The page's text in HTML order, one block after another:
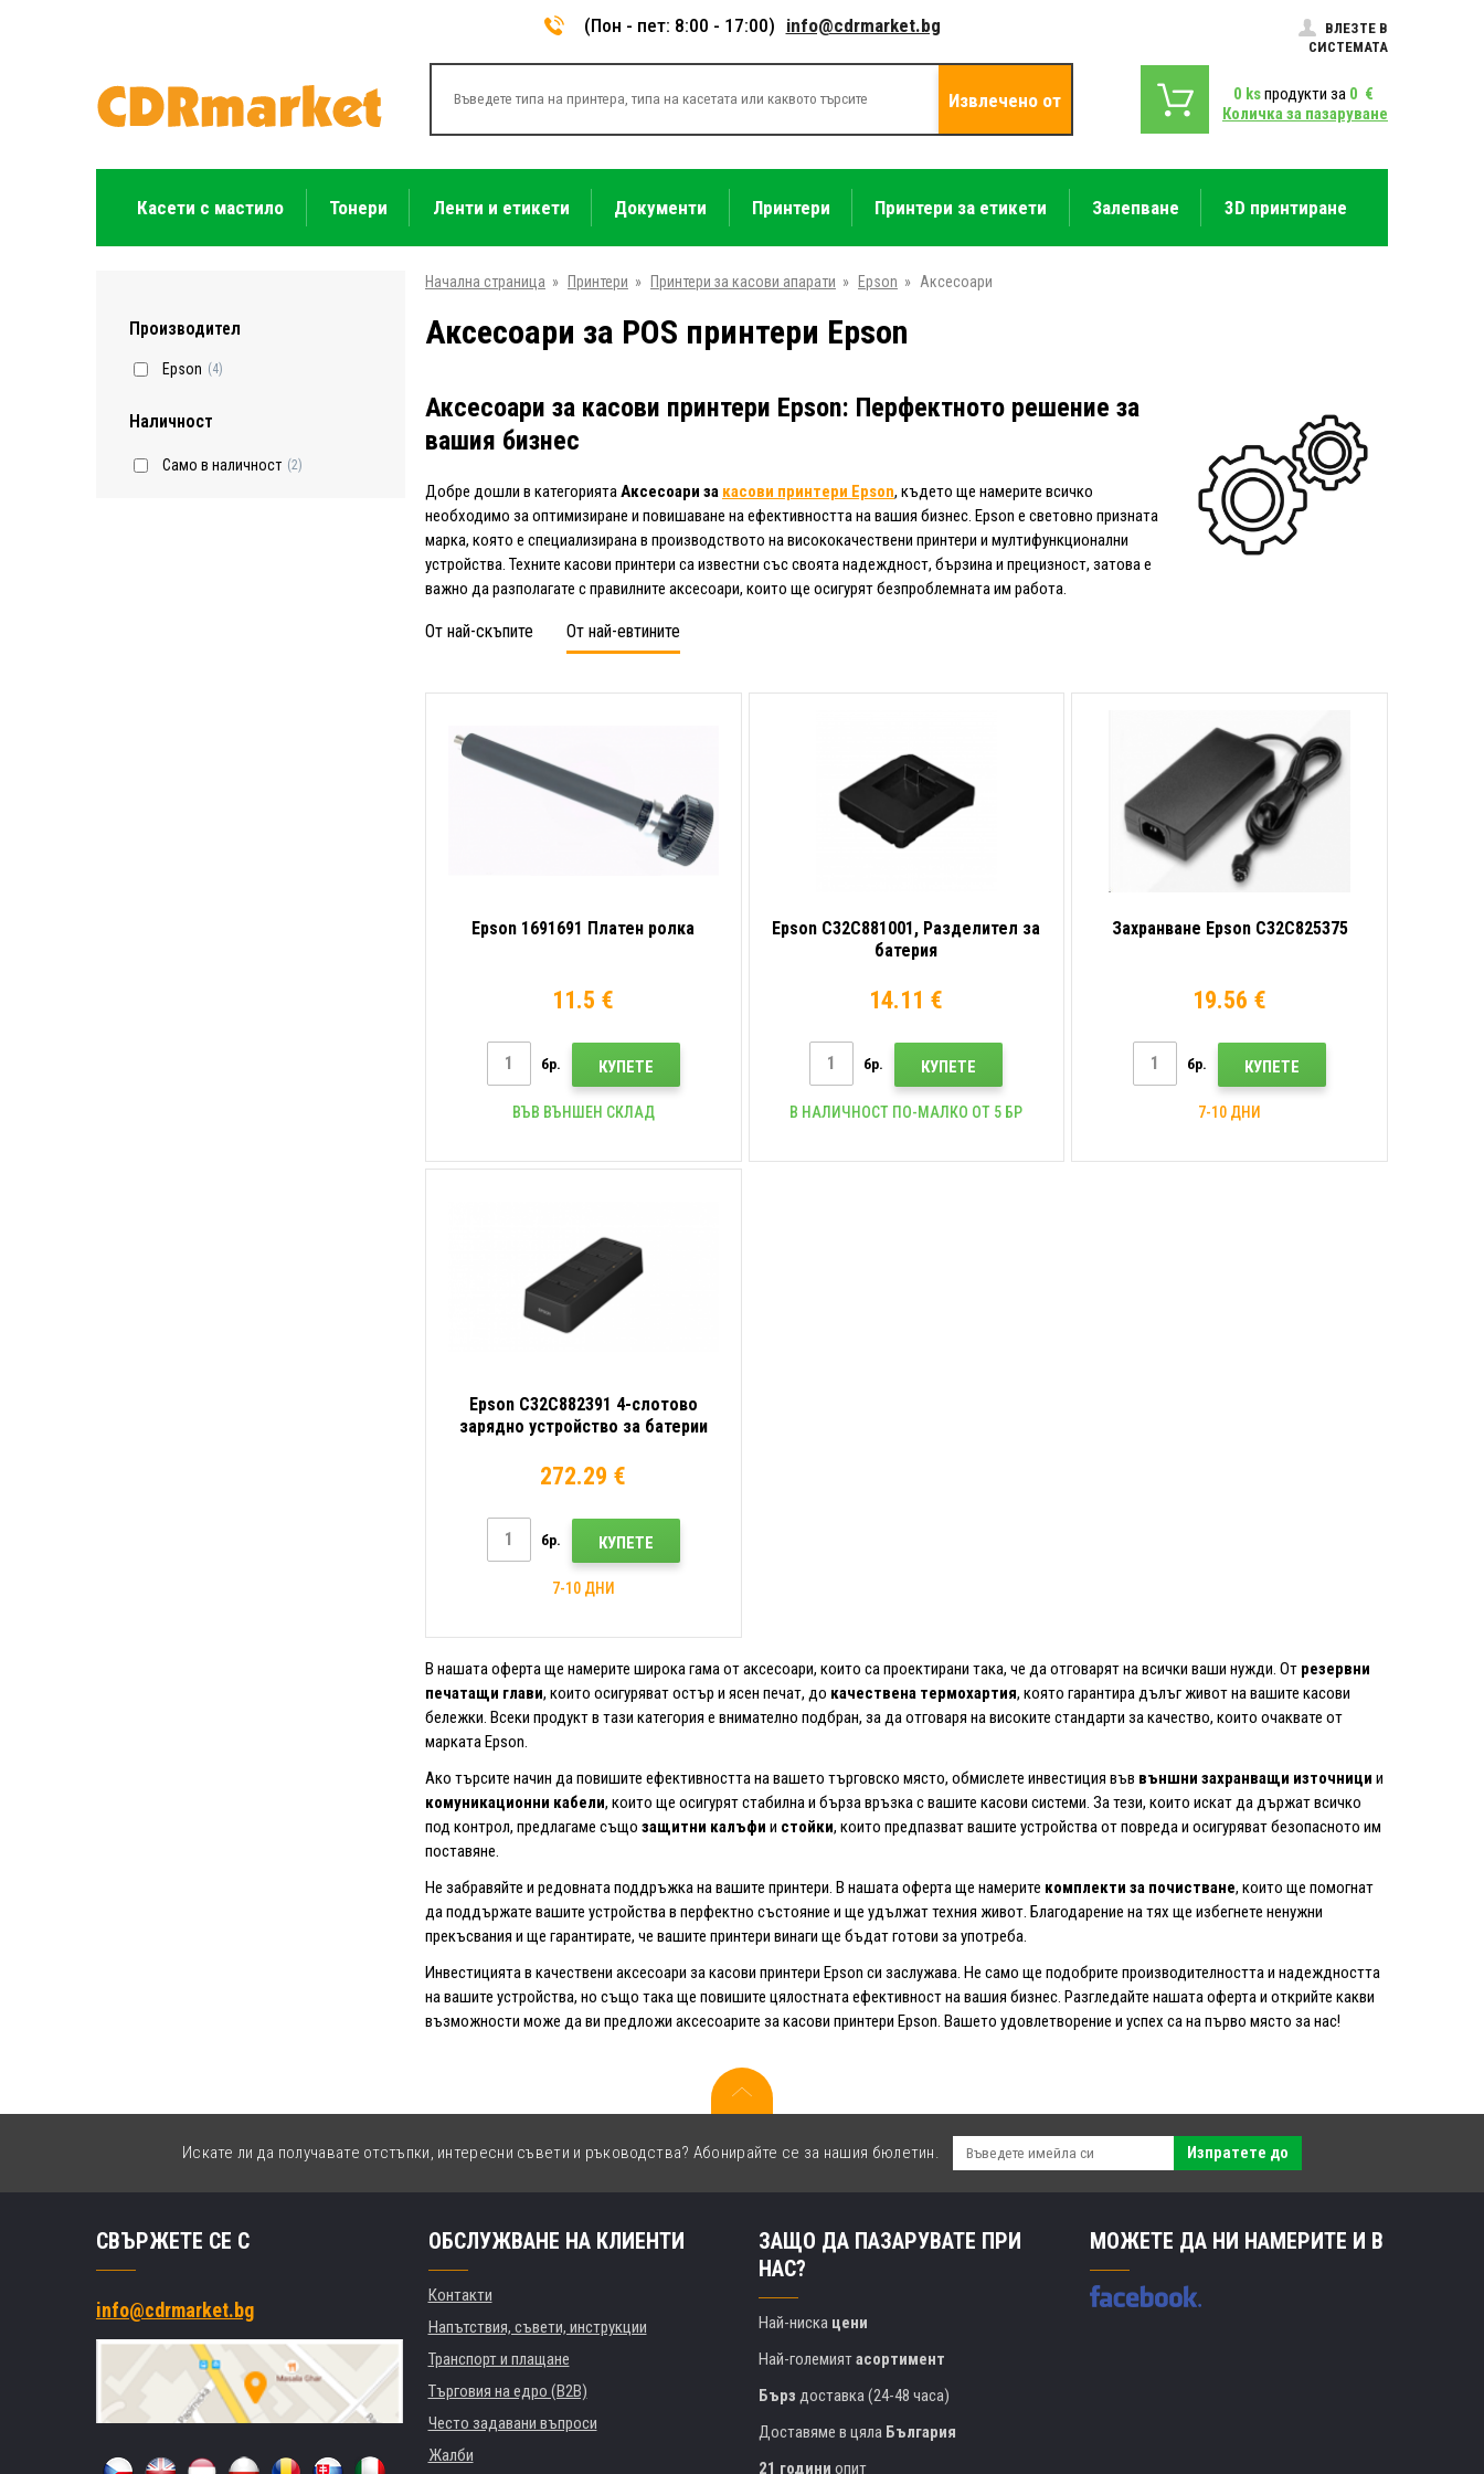
(Пон - пет: 8:00 - 17:00) info@cdrmarket.bg
ВЛЕЗТЕ В
СИСТЕМАТА
Извлечено от 0 ksпродукти за 0 €
Количка за пазаруване
Касети с мастило Тонери Ленти и етикети Документи Принтери Принтери за етикети Залепване 3D принтиране
Производител
Epson (4)
Наличност
Само в наличност (2)
Начална страница » Принтери » Принтери за касови апарати » Epson » Аксесоари
Аксесоари за POS принтери Epson
Аксесоари за касови принтери Epson: Перфектното решение за
вашия бизнес
Добре дошли в категорията Аксесоари за касови принтери Epson, където ще намерите всичко
необходимо за оптимизиране и повишаване на ефективността на вашия бизнес. Epson е световно призната
марка, която е специализирана в производството на висококачествени принтери и мултифункционални
устройства. Техните касови принтери са известни със своята надеждност, бързина и прецизност, затова е
важно да разполагате с правилните аксесоари, които ще осигурят безпроблемната им работа.
От най-скъпите От най-евтините
Epson 1691691 Платен ролка
11.5 €
бр. КУПЕТЕ
ВЪВ ВЪНШЕН СКЛАД
Epson C32C881001, Разделител за
батерия
14.11 €
бр. КУПЕТЕ
В НАЛИЧНОСТ ПО-МАЛКО ОТ 5 БР
Захранване Epson C32C825375
19.56 €
бр. КУПЕТЕ
7-10 ДНИ
Epson C32C882391 4-слотово
зарядно устройство за батерии
272.29 €
бр. КУПЕТЕ
7-10 ДНИ
В нашата оферта ще намерите широка гама от аксесоари, които са проектирани така, че да отговарят на всички ваши нужди. От резервни
печатащи глави, които осигуряват остър и ясен печат, до качествена термохартия, която гарантира дълъг живот на вашите касови
бележки. Всеки продукт в тази категория е внимателно подбран, за да отговаря на високите стандарти за качество, които очаквате от
марката Epson.
Ако търсите начин да повишите ефективността на вашето търговско място, обмислете инвестиция във външни захранващи източници и
комуникационни кабели, които ще осигурят стабилна и бърза връзка с вашите касови системи. За тези, които искат да държат всичко
под контрол, предлагаме също защитни калъфи и стойки, които предпазват вашите устройства от повреда и осигуряват безопасното им
поставяне.
Не забравяйте и редовната поддръжка на вашите принтери. В нашата оферта ще намерите комплекти за почистване, които ще помогнат
да поддържате вашите устройства в перфектно състояние и ще удължат техния живот. Благодарение на тях ще избегнете ненужни
прекъсвания и ще гарантирате, че вашите принтери винаги ще бъдат готови за употреба.
Инвестицията в качествени аксесоари за касови принтери Epson си заслужава. Не само ще подобрите производителността и надеждността
на вашите устройства, но също така ще повишите цялостната ефективност на вашия бизнес. Разгледайте нашата оферта и открийте какви
възможности може да ви предложи аксесоарите за касови принтери Epson. Вашето удовлетворение и успех са на първо място за нас!
Искате ли да получавате отстъпки, интересни съвети и ръководства? Абонирайте се за нашия бюлетин. Изпратете до
СВЪРЖЕТЕ СЕ С
info@cdrmarket.bg
ОБСЛУЖВАНЕ НА КЛИЕНТИ
Контакти
Напътствия, съвети, инструкции
Транспорт и плащане
Търговия на едро (B2B)
Често задавани въпроси
Жалби
ЗАЩО ДА ПАЗАРУВАТЕ ПРИ
НАС?
Най-ниска цени
Най-големиятасортимент
Бърз доставка (24-48 часа)
Доставяме в цяла България
21 години опит
МОЖЕТЕ ДА НИ НАМЕРИТЕ И В